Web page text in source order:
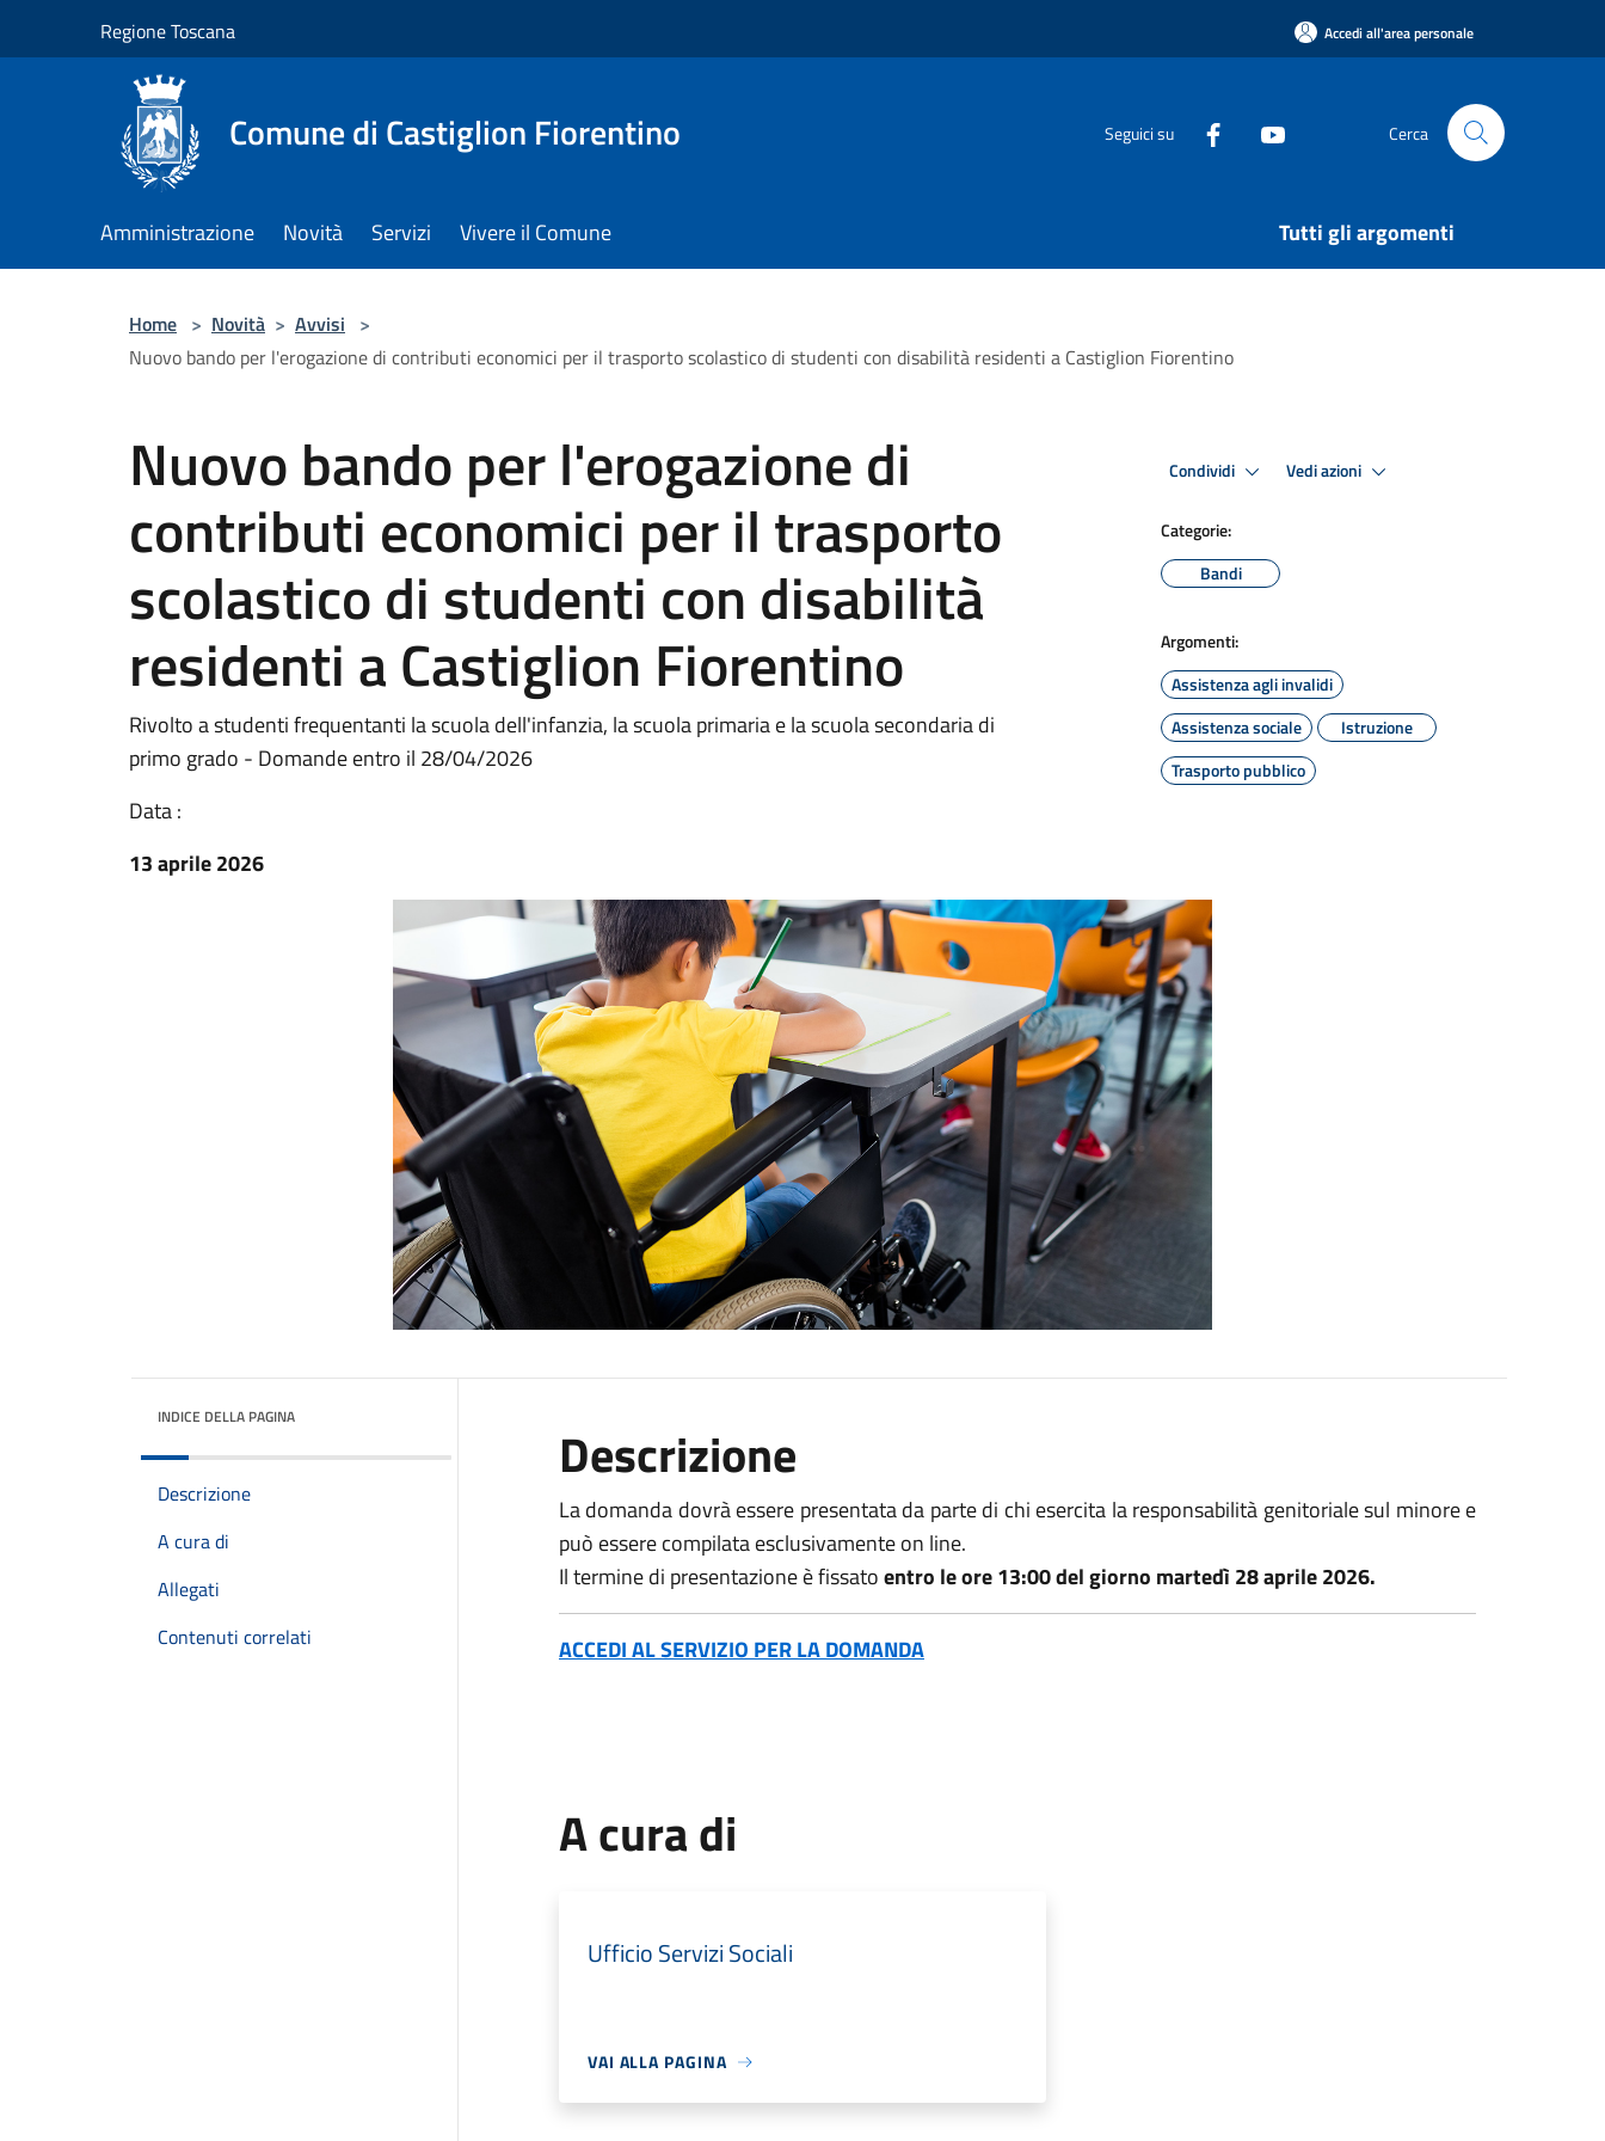
Regione Toscana Accedi all'area personale
Comune di Castiglion Fiorentino Seguici su Cerca
Amministrazione Novità Servizi Vivere il Comune Tutti gli argomenti
Home > Novità > Avvisi >
Nuovo bando per l'erogazione di contributi economici per il trasporto scolastico di studenti con disabilità residenti a Castiglion Fiorentino
Nuovo bando per l'erogazione di
contributi economici per il trasporto
scolastico di studenti con disabilità
residenti a Castiglion Fiorentino
Rivolto a studenti frequentanti la scuola dell'infanzia, la scuola primaria e la scuola secondaria di
primo grado - Domande entro il 28/04/2026
Data :
13 aprile 2026
Condividi Vedi azioni
Categorie:
Bandi
Argomenti:
Assistenza agli invalidi
Assistenza sociale
Istruzione
Trasporto pubblico
INDICE DELLA PAGINA
Descrizione
A cura di
Allegati
Contenuti correlati
Descrizione
La domanda dovrà essere presentata da parte di chi esercita la responsabilità genitoriale sul minore e
può essere compilata esclusivamente on line.
Il termine di presentazione è fissatoentro le ore 13:00 del giorno martedì 28 aprile 2026.
ACCEDI AL SERVIZIO PER LA DOMANDA
A cura di
Ufficio Servizi Sociali
VAI ALLA PAGINA